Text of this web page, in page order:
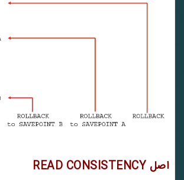
اصلREAD CONSISTENCY